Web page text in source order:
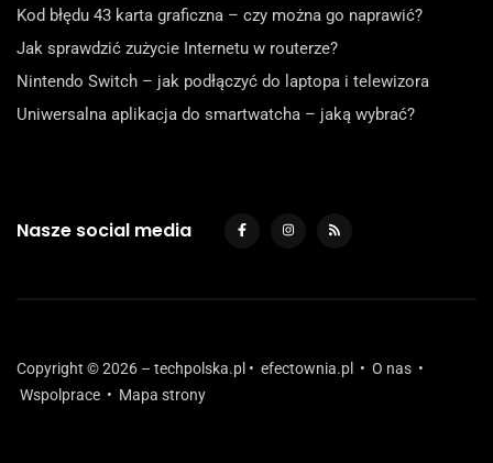
Kod błędu 43 karta graficzna – czy można go naprawić?
Jak sprawdzić zużycie Internetu w routerze?
Nintendo Switch – jak podłączyć do laptopa i telewizora
Uniwersalna aplikacja do smartwatcha – jaką wybrać?
Nasze social media
Copyright © 2026 – techpolska.pl • efectownia.pl • O nas •
Wspolprace • Mapa strony